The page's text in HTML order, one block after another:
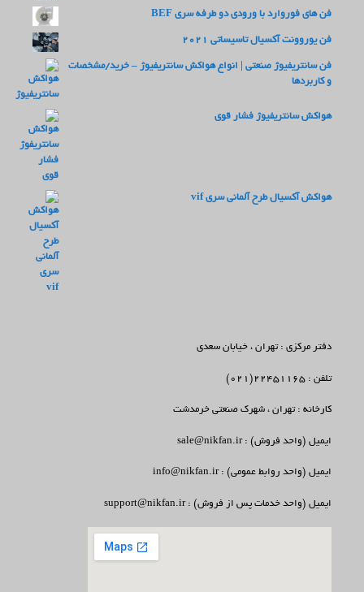
فن های فوروارد با ورودی دو طرفه سری BEF
فن یوروونت آکسیال تاسیساتی 2021
فن سانتریفیوژ صنعتی | انواع هواکش سانتریفیوژ – خرید/مشخصات
و کاربردها
هواکش سانتریفیوژ فشار قوی
هواکش آکسیال طرح آلمانی سری vif
دفتر مرکزی : تهران ، خیابان سعدی
تلفن : 22451165(021)
کارخانه : تهران ، شهرک صنعتی خرمدشت
ایمیل (واحد فروش) : sale@nikfan.ir
ایمیل (واحد روابط عمومی) : info@nikfan.ir
ایمیل (واحد خدمات پس از فروش) : support@nikfan.ir